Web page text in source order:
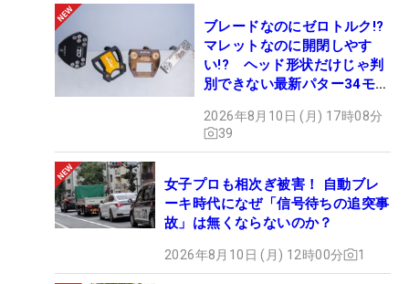
ブレードなのにゼロトルク!?
マレットなのに開閉しやす
い!? ヘッド形状だけじゃ判
別できない最新パター34モデ
#ギアカタログ2026
2026年8月10日 (月) 17時08分
39
女子プロも相次ぎ被害！ 自動ブレ
ーキ時代になぜ「信号待ちの追突事
故」は無くならないのか？
2026年8月10日 (月) 12時00分 1